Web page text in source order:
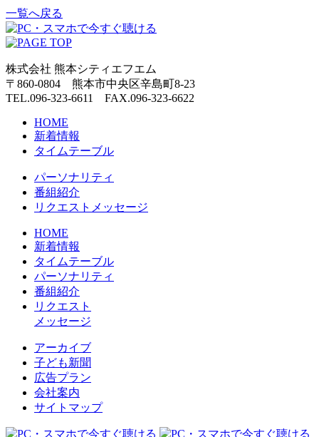
一覧へ戻る
株式会社 熊本シティエフエム
〒860-0804 熊本市中央区辛島町8-23
TEL.096-323-6611 FAX.096-323-6622
HOME
新着情報
タイムテーブル
パーソナリティ
番組紹介
リクエストメッセージ
HOME
新着情報
タイムテーブル
パーソナリティ
番組紹介
リクエスト
メッセージ
アーカイブ
⼦ども新聞
広告プラン
会社案内
サイトマップ